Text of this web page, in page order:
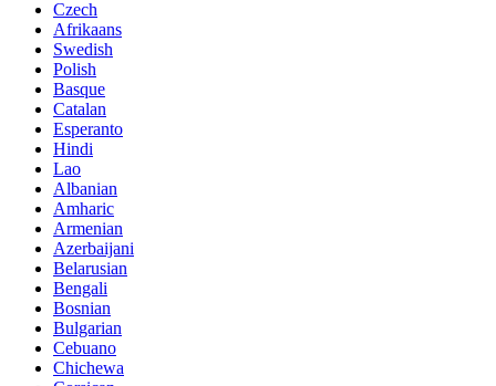
Czech
Afrikaans
Swedish
Polish
Basque
Catalan
Esperanto
Hindi
Lao
Albanian
Amharic
Armenian
Azerbaijani
Belarusian
Bengali
Bosnian
Bulgarian
Cebuano
Chichewa